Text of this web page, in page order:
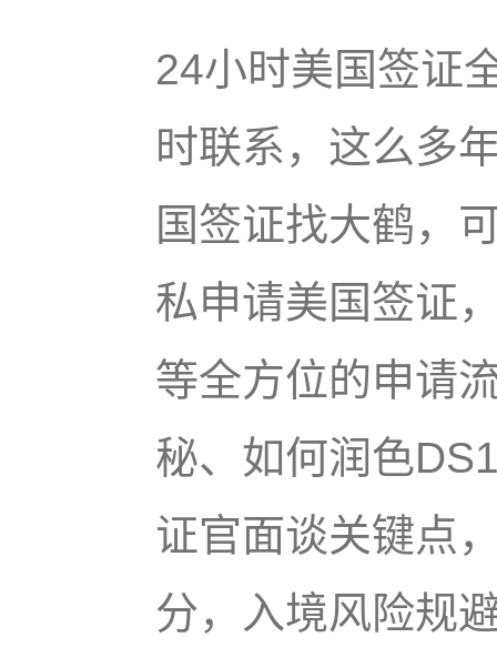
24小时美国签证
时联系，这么多
国签证找大鹤，
私申请美国签证
等全方位的申请
秘、如何润色
证官面谈关键点
分，入境风险规